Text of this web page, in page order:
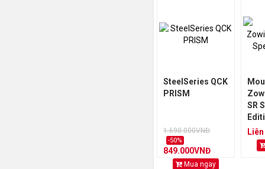
SteelSeries QCK
PRISM
1.690.000VNĐ
-50%
849.000VNĐ
Mua ngay
SR